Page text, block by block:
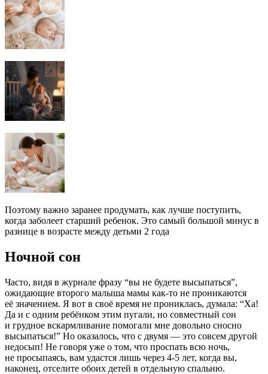
Поэтому важно заранее продумать, как лучше поступить,
когда заболеет старший ребенок. Это самый большой минус в
разнице в возрасте между детьми 2 года
Ночной сон
Часто, видя в журнале фразу “вы не будете высыпаться”,
ожидающие второго малыша мамы как-то не проникаются
её значением. Я вот в своё время не прониклась, думала: “Ха!
Да и с одним ребёнком этим пугали, но совместный сон
и грудное вскармливание помогали мне довольно сносно
высыпаться!” Но оказалось, что с двумя — это совсем другой
недосып! Не говоря уже о том, что проспать всю ночь,
не просыпаясь, вам удастся лишь через 4-5 лет, когда вы,
наконец, отселите обоих детей в отдельную спальню.